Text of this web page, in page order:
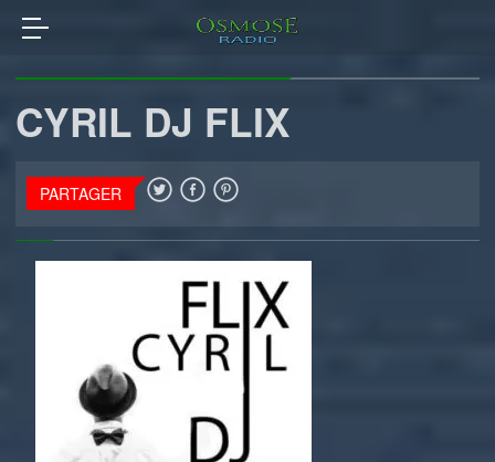
CYRIL DJ FLIX
PARTAGER